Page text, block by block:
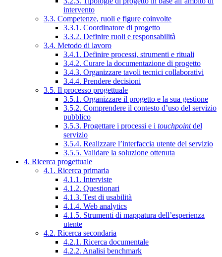
intervento
3.3. Competenze, ruoli e figure coinvolte
3.3.1. Coordinatore di progetto
3.3.2. Definire ruoli e responsabilità
3.4. Metodo di lavoro
3.4.1. Definire processi, strumenti e rituali
3.4.2. Curare la documentazione di progetto
3.4.3. Organizzare tavoli tecnici collaborativi
3.4.4. Prendere decisioni
3.5. Il processo progettuale
3.5.1. Organizzare il progetto e la sua gestione
3.5.2. Comprendere il contesto d’uso del servizio
pubblico
3.5.3. Progettare i processi e i touchpointdel
servizio
3.5.4. Realizzare l’interfaccia utente del servizio
3.5.5. Validare la soluzione ottenuta
4. Ricerca progettuale
4.1. Ricerca primaria
4.1.1. Interviste
4.1.2. Questionari
4.1.3. Test di usabilità
4.1.4. Web analytics
4.1.5. Strumenti di mappatura dell’esperienza
utente
4.2. Ricerca secondaria
4.2.1. Ricerca documentale
4.2.2. Analisi benchmark